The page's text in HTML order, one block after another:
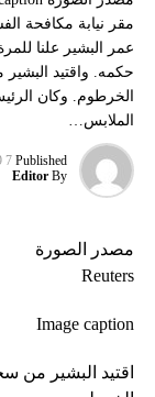
مقر نيابة مكافحة
عمر البشير علنا
حكمه. واقتيد
الخرطوم. وكان
الملابس…
Published
7 years ago
By
Editor
مصدر الصورة
Reuters
Image caption
اقتيد البشير من